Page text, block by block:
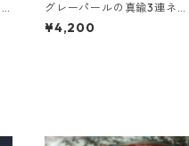
グレーパールの真鍮3連ネッ
クレス
¥4,200